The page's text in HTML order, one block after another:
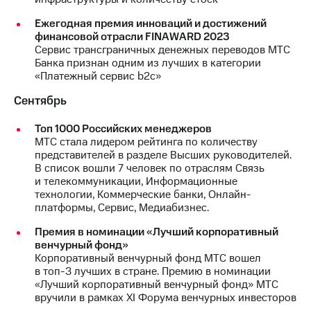
Ежегодная премия инноваций и достижений
финансовой отрасли FINAWARD 2023
Сервис трансграничных денежных переводов МТС
Банка признан одним из лучших в категории
«Платежный сервис b2c»
Сентябрь
Топ 1000 Российских менеджеров
МТС стала лидером рейтинга по количеству
представителей в разделе Высших руководителей.
В список вошли 7 человек по отраслям Связь
и телекоммуникации, Информационные
технологии, Коммерческие банки, Онлайн-
платформы, Сервис, Медиабизнес.
Премия в номинации «Лучший корпоративный
венчурный фонд»
Корпоративный венчурный фонд МТС вошел
в топ-3 лучших в стране. Премию в номинации
«Лучший корпоративный венчурный фонд» МТС
вручили в рамках XI Форума венчурных инвесторов